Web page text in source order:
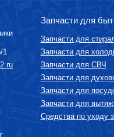
1
Запчасти для
Запчасти для
Запчасти для
Запчасти для СВЧ
Запчасти для
Запчасти для
Запчасти для
Средства по уходу